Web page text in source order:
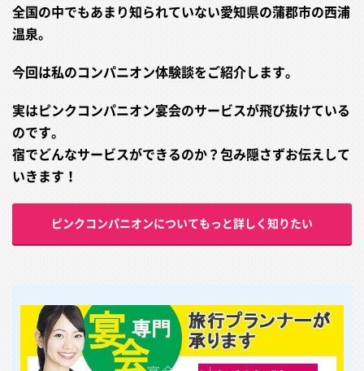
全国の中でもあまり知られていない愛知県の蒲郡市の西浦
温泉。
今回は私のコンパニオン体験談をご紹介します。
実はピンクコンパニオン宴会のサービスが飛び抜けている
のです。
宿でどんなサービスができるのか？包み隠さずお伝えして
いきます！
ピンクコンパニオンについてもっと詳しく知りたい